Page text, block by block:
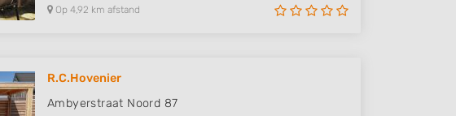
Op 4,92 km afstand
R.C.Hovenier
Ambyerstraat Noord 87